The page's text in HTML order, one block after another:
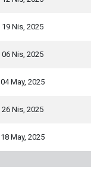
19 Nis, 2025
06 Nis, 2025
04 May, 2025
26 Nis, 2025
18 May, 2025